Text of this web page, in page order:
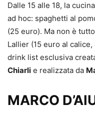
Dalle 15 alle 18, la
ad hoc: spaghetti al
(25 euro). Ma non è
Lallier (15 euro al
drink list esclusiva
Chiarli e realizzata da
MARCO